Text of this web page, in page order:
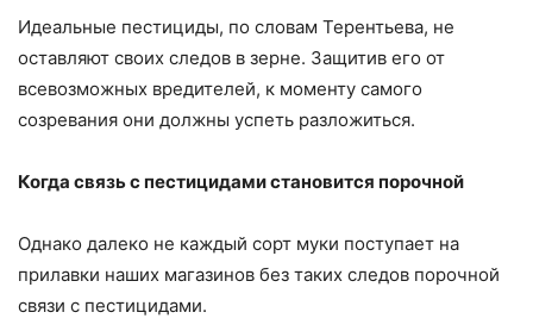
Идеальные пестициды, по словам Терентьева, не
оставляют своих следов в зерне. Защитив его от
всевозможных вредителей, к моменту самого
созревания они должны успеть разложиться.
Когда связь с пестицидами становится порочной
Однако далеко не каждый сорт муки поступает на
прилавки наших магазинов без таких следов порочной
связи с пестицидами.